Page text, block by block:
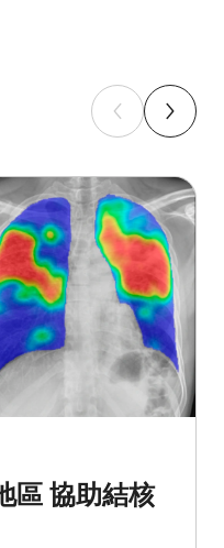
區 協助結核